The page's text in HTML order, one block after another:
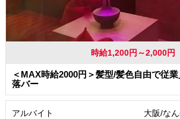
時給1,200円～2,000円
＜MAX時給2000円＞髪型/髪色自由で従
落バー
アルバイト 大阪/な